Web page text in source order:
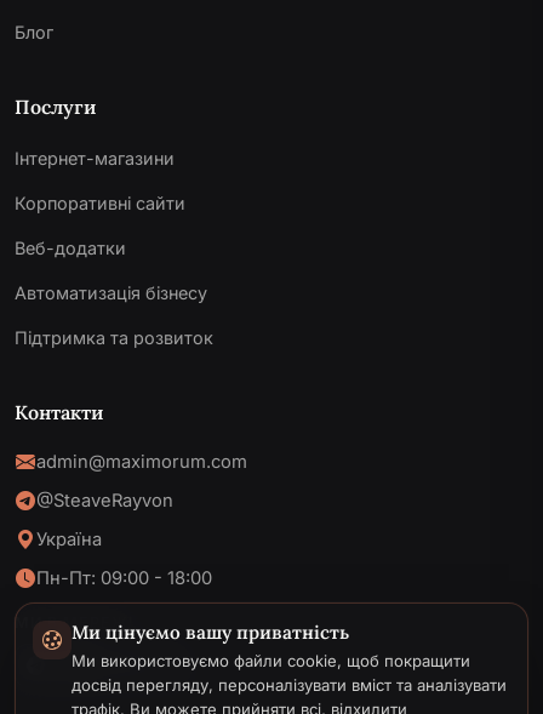
Блог
Послуги
Інтернет-магазини
Корпоративні сайти
Веб-додатки
Автоматизація бізнесу
Підтримка та розвиток
Контакти
admin@maximorum.com
@SteaveRayvon
Україна
Пн-Пт: 09:00 - 18:00
МИ В МЕРЕЖІМи цінуємо вашу приватність
Ми використовуємо файли cookie, щоб покращити
досвід перегляду, персоналізувати вміст та аналізувати
трафік. Ви можете прийняти всі, відхилити